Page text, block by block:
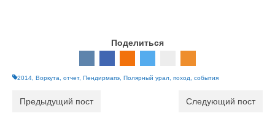
Поделиться
2014 Воркута отчет, Пендирмапэ Полярный урал поход события
Предыдущий пост Следующий пост